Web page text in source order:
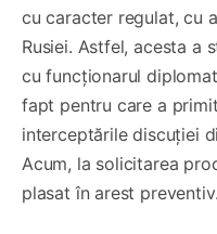
cu caracter regulat, cu
Rusiei. Astfel, acesta a
cu funcționarul
fapt pentru care a
interceptările discuției
Acum, la solicitarea
plasat în arest preventiv.